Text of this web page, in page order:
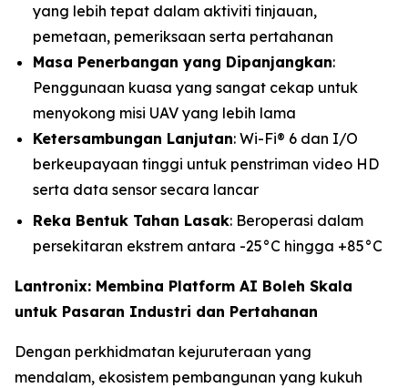
yang lebih tepat dalam aktiviti tinjauan,
pemetaan, pemeriksaan serta pertahanan
Masa Penerbangan yang Dipanjangkan:
Penggunaan kuasa yang sangat cekap untuk
menyokong misi UAV yang lebih lama
Ketersambungan Lanjutan: Wi-Fi® 6 dan I/O
berkeupayaan tinggi untuk penstriman video HD
serta data sensor secara lancar
Reka Bentuk Tahan Lasak: Beroperasi dalam
persekitaran ekstrem antara -25°C hingga +85°C
Lantronix: Membina Platform AI Boleh Skala
untuk Pasaran Industri dan Pertahanan
Dengan perkhidmatan kejuruteraan yang
mendalam, ekosistem pembangunan yang kukuh